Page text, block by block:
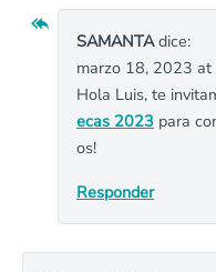
SAMANTAdice:
marzo 18, 2023
Hola Luis, te
ecas 2023 para
os!
Responder